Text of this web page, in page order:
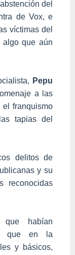
del
de Vox, e
víctimas del
algo que aún
Pepu
a las
franquismo
tapias del
delitos de
y su
reconocidas
que habían
que en la
y básicos,